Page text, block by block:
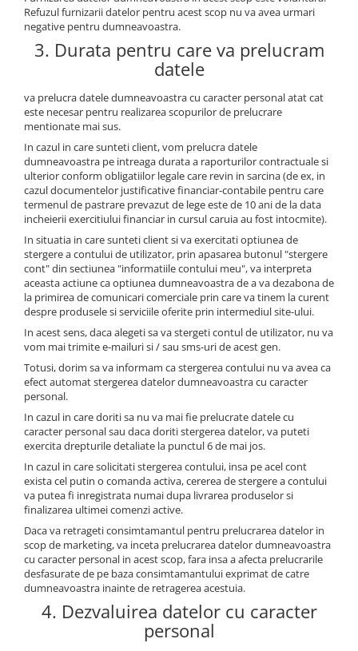
Refuzul furnizarii datelor pentru acest scop nu va avea urmari
negative pentru dumneavoastra.
3. Durata pentru care va prelucram
datele
va prelucra datele dumneavoastra cu caracter personal atat cat
este necesar pentru realizarea scopurilor de prelucrare
mentionate mai sus.
In cazul in care sunteti client, vom prelucra datele
dumneavoastra pe intreaga durata a raporturilor contractuale si
ulterior conform obligatiilor legale care revin in sarcina (de ex, in
cazul documentelor justificative financiar-contabile pentru care
termenul de pastrare prevazut de lege este de 10 ani de la data
incheierii exercitiului financiar in cursul caruia au fost intocmite).
In situatia in care sunteti client si va exercitati optiunea de
stergere a contului de utilizator, prin apasarea butonul "stergere
cont" din sectiunea "informatiile contului meu", va interpreta
aceasta actiune ca optiunea dumneavoastra de a va dezabona de
la primirea de comunicari comerciale prin care va tinem la curent
despre produsele si serviciile oferite prin intermediul site-ului.
In acest sens, daca alegeti sa va stergeti contul de utilizator, nu va
vom mai trimite e-mailuri si / sau sms-uri de acest gen.
Totusi, dorim sa va informam ca stergerea contului nu va avea ca
efect automat stergerea datelor dumneavoastra cu caracter
personal.
In cazul in care doriti sa nu va mai fie prelucrate datele cu
caracter personal sau daca doriti stergerea datelor, va puteti
exercita drepturile detaliate la punctul 6 de mai jos.
In cazul in care solicitati stergerea contului, insa pe acel cont
exista cel putin o comanda activa, cererea de stergere a contului
va putea fi inregistrata numai dupa livrarea produselor si
finalizarea ultimei comenzi active.
Daca va retrageti consimtamantul pentru prelucrarea datelor in
scop de marketing, va inceta prelucrarea datelor dumneavoastra
cu caracter personal in acest scop, fara insa a afecta prelucrarile
desfasurate de pe baza consimtamantului exprimat de catre
dumneavoastra inainte de retragerea acestuia.
4. Dezvaluirea datelor cu caracter
personal